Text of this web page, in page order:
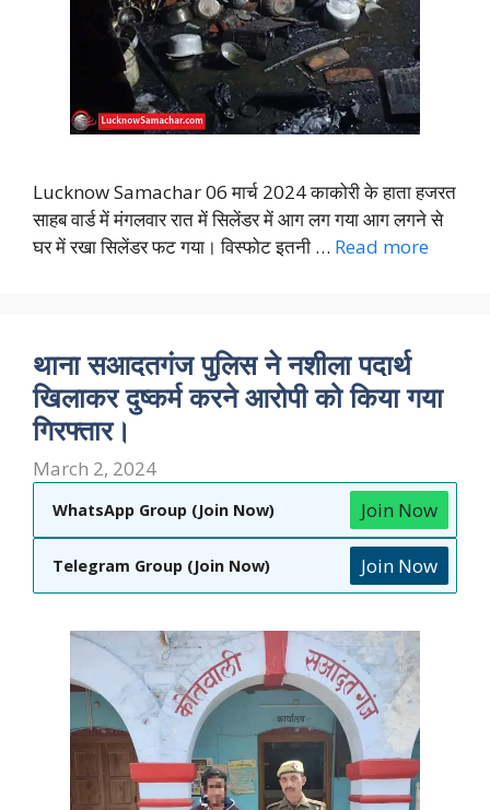
Lucknow Samachar 06 मार्च 2024 काकोरी के हाता हजरत
साहब वार्ड में मंगलवार रात में सिलेंडर में आग लग गया आग लगने से
घर में रखा सिलेंडर फट गया। विस्फोट इतनी … Read more
थाना सआदतगंज पुलिस ने नशीला पदार्थ
खिलाकर दुष्कर्म करने आरोपी को किया गया
गिरफ्तार।
March 2, 2024
WhatsApp Group (Join Now) Join Now
Telegram Group (Join Now) Join Now